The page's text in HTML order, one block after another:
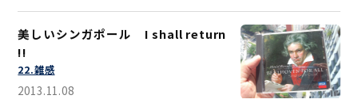
美しいシンガポール I shall return
!!
22.雑感
2013.11.08